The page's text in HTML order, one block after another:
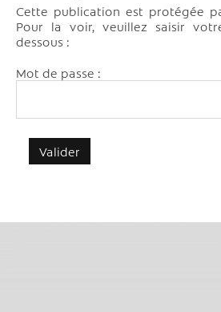
Cette publication est protégée
Pour la voir, veuillez saisir
dessous :
Mot de passe :